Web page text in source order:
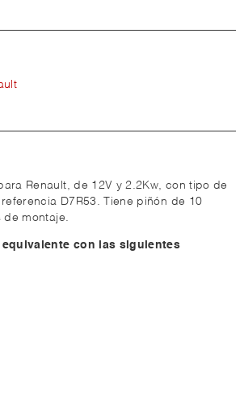
Renault, de 12V y 2.2Kw, con tipo de
D7R53. Tiene piñón de 10
de montaje.
equivalente con las siguientes